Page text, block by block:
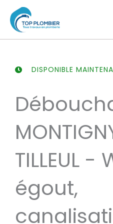
contenu
DISPONIBLE
TILLEUL -
égout,